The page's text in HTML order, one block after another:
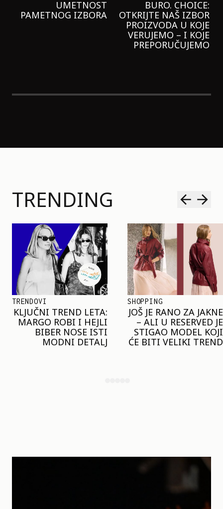
GARNIER KREMU I
NIKADA NIŠTA
LAGANIJE NISAM
KORISTILA
TRENDING
SHOPPING
JOŠ JE RANO ZA JAKNE
– ALI U RESERVED JE
STIGAO MODEL KOJI
ĆE BITI VELIKI TREND
TRENDOVI
NAJVEĆI MIKRO-
TREND SEZONE VAS
POZIVA DA SPOJITE
NESPOJIVO